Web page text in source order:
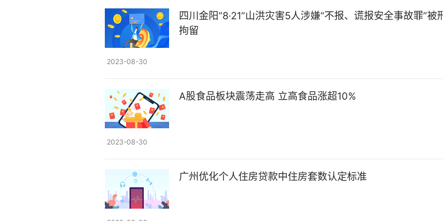
四川金阳“8·21”山洪灾害5人涉嫌“不报、谎报安全事故罪”被
拘留
2023-08-30
A股食品板块震荡走高 立高食品涨超10%
2023-08-30
广州优化个人住房贷款中住房套数认定标准